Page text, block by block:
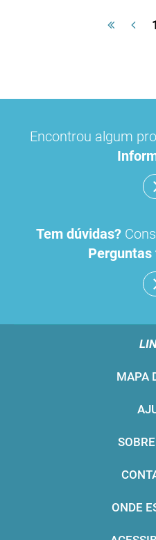
1
Encontrou algum
Tem dúvidas?
MAPA
ONDE